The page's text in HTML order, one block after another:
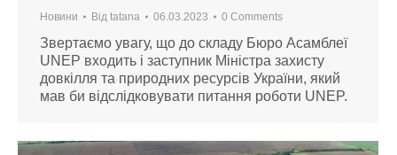
Новини Від tatana 06.03.2023 0 Comments
Звертаємо увагу, що до складу Бюро Асамблеї
UNEP входить і заступник Міністра захисту
довкілля та природних ресурсів України, який
мав би відслідковувати питання роботи UNEP.